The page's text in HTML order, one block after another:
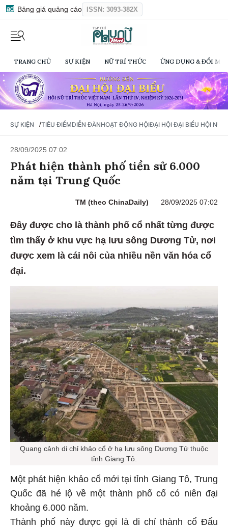
Bảng giá quảng cáo ISSN: 3093-382X
TRANG CHỦ SỰ KIỆN NỮ TRÍ THỨC ỨNG DỤNG & ĐỔI
SỰ KIỆN /TIÊU ĐIỂMDIỄN ĐÀNHOẠT ĐỘNG HỘIĐẠI HỘI ĐẠI BIỂU HỘI NỮ
28/09/2025 07:02
Phát hiện thành phố tiền sử 6.000
năm tại Trung Quốc
TM (theo ChinaDaily) 28/09/2025 07:02
Đây được cho là thành phố cổ nhất từng được
tìm thấy ở khu vực hạ lưu sông Dương Tử, nơi
được xem là cái nôi của nhiều nền văn hóa cổ
đại.
Quang cảnh di chỉ khảo cổ ở hạ lưu sông Dương Tử thuộc
tỉnh Giang Tô.
Một phát hiện khảo cổ mới tại tỉnh Giang Tô, Trung
Quốc đã hé lộ về một thành phố cổ có niên đại
khoảng 6.000 năm.
Thành phố này được gọi là di chỉ thành cổ Đẩu